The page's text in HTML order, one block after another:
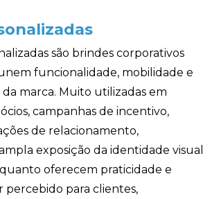
são brindes corporativos
funcionalidade, mobilidade e
marca. Muito utilizadas em
campanhas de incentivo,
de relacionamento,
exposição da identidade visual
oferecem praticidade e
percebido para clientes,
Iniciar conversa